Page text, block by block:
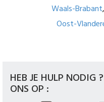
Waals-Brabant
Oost-
HEB JE HULP NODIG
ONS OP :